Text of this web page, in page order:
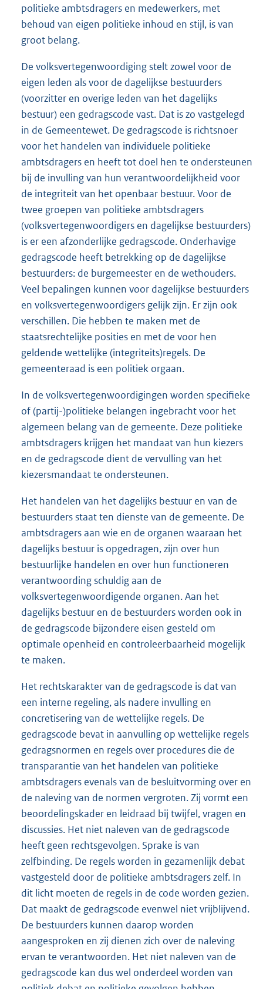
politieke ambtsdragers en mede­werkers, met
behoud van eigen politieke inhoud en stijl, is van
groot belang.
De volksvertegenwoordiging stelt zowel voor de
eigen leden als voor de dagelijkse bestuurders
(voorzitter en overige leden van het dagelijks
bestuur) een gedragscode vast. Dat is zo vastgelegd
in de Gemeentewet. De gedragscode is richtsnoer
voor het handelen van individuele politieke
ambtsdragers en heeft tot doel hen te ondersteunen
bij de invulling van hun verantwoordelijkheid voor
de integriteit van het openbaar bestuur. Voor de
twee groepen van politieke ambtsdragers
(volksvertegenwoordigers en dagelijkse bestuurders)
is er een afzon­derlijke gedragscode. Onderhavige
gedragscode heeft betrekking op de dagelijkse
bestuurders: de burgemeester en de wethouders.
Veel bepalingen kunnen voor dagelijkse bestuurders
en volksvertegenwoordigers gelijk zijn. Er zijn ook
verschillen. Die hebben te maken met de
staatsrechtelijke posities en met de voor hen
geldende wettelijke (integriteits)regels. De
gemeenteraad is een politiek orgaan.
In de volksvertegenwoordigingen worden specifieke
of (partij-)politieke belangen ingebracht voor het
algemeen belang van de gemeente. Deze politieke
ambtsdragers krijgen het man­daat van hun kiezers
en de gedragscode dient de vervulling van het
kiezersmandaat te ondersteunen.
Het handelen van het dagelijks bestuur en van de
bestuurders staat ten dienste van de gemeente. De
ambtsdragers aan wie en de organen waaraan het
dagelijks bestuur is opgedragen, zijn over hun
bestuurlijke handelen en over hun functioneren
verantwoording schuldig aan de
volksvertegenwoordigende organen. Aan het
dagelijks bestuur en de bestuurders worden ook in
de gedragscode bijzondere eisen gesteld om
optimale openheid en controleerbaarheid mogelijk
te maken.
Het rechtskarakter van de gedragscode is dat van
een interne regeling, als nadere invulling en
concretisering van de wettelijke regels. De
gedragscode bevat in aanvulling op wettelijke regels
gedragsnormen en regels over procedures die de
transparantie van het handelen van politieke
ambtsdragers evenals van de besluitvorming over en
de naleving van de normen vergroten. Zij vormt een
beoordelingskader en leidraad bij twijfel, vragen en
discussies. Het niet naleven van de gedragscode
heeft geen rechtsgevolgen. Sprake is van
zelfbinding. De regels worden in gezamenlijk debat
vastgesteld door de politieke ambtsdragers zelf. In
dit licht moeten de regels in de code worden gezien.
Dat maakt de gedragscode evenwel niet vrijblijvend.
De bestuurders kunnen daarop worden
aangesproken en zij dienen zich over de naleving
ervan te verantwoorden. Het niet naleven van de
gedragscode kan dus wel onderdeel worden van